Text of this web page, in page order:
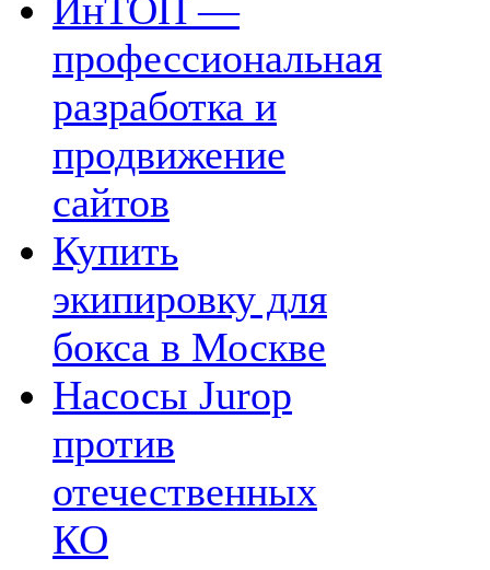
ИнТОП —
профессиональная
разработка и
продвижение
сайтов
Купить
экипировку для
бокса в Москве
Насосы Jurop
против
отечественных
КО